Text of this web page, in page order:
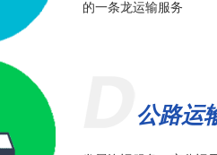
的一条龙运输服务
公路运